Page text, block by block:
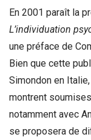
En 2001 paraît la
L’individuation
une préface de
Bien que cette
Simondon en
montrent
notamment avec
se proposera de